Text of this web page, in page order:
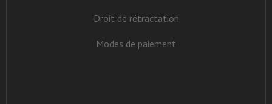
Droit de rétractation
Modes de paiement